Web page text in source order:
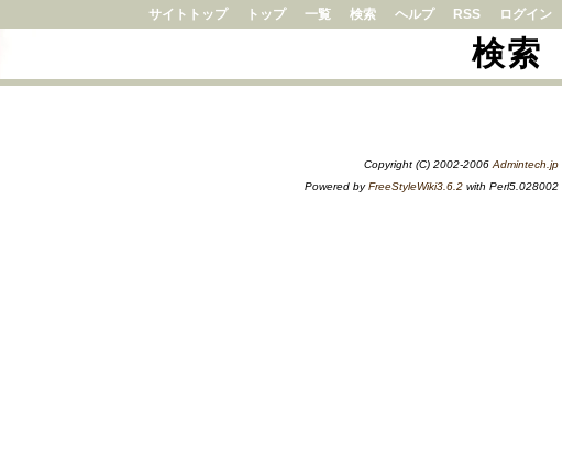
サイトトップ トップ 一覧 検索 ヘルプ RSS ログイン
検索
Copyright (C) 2002-2006 Admintech.jp
Powered byFreeStyleWiki3.6.2 with Perl5.028002